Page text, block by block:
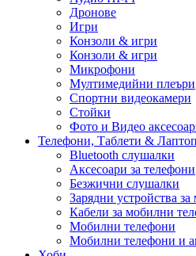
Дронове
Игри
Конзоли & игри
Конзоли & игри
Микрофони
Мултимедийни плеъри
Спортни видеокамери
Стойки
Фото и Видео
Телефони, Таблети &
Bluetooth слушалки
Аксесоари за телефони
Безжични слушалки
Зарядни устройства
Кабели за мобилни
Мобилни телефони
Мобилни телефони и